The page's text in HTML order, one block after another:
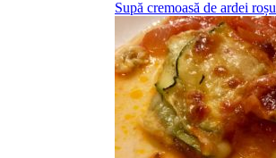
Supă cremoasă de ardei roșu